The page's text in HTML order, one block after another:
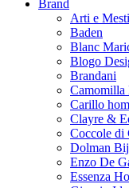
Brand
Arti e
Baden
Blanc
Blogo
Brandani
Camomilla
Carillo
Clayre &
Coccole di
Dolman
Enzo De
Essenza